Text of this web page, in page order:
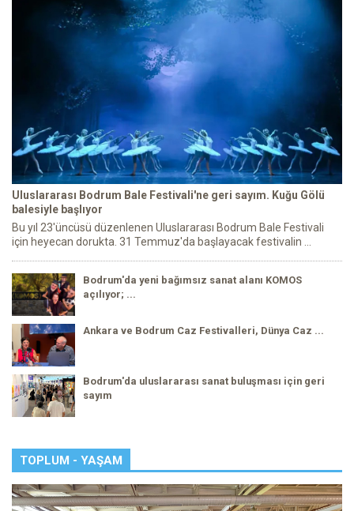
Uluslararası Bodrum Bale Festivali'ne geri sayım. Kuğu Gölü
balesiyle başlıyor
Bu yıl 23'üncüsü düzenlenen Uluslararası Bodrum Bale Festivali
için heyecan dorukta. 31 Temmuz'da başlayacak festivalin ...
Bodrum'da yeni bağımsız sanat alanı KOMOS
açılıyor; ...
Ankara ve Bodrum Caz Festivalleri, Dünya Caz ...
Bodrum'da uluslararası sanat buluşması için geri
sayım
TOPLUM - YAŞAM